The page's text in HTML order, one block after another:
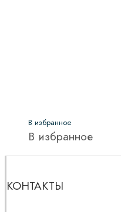
В избранное
В избранное
КОНТАКТЫ